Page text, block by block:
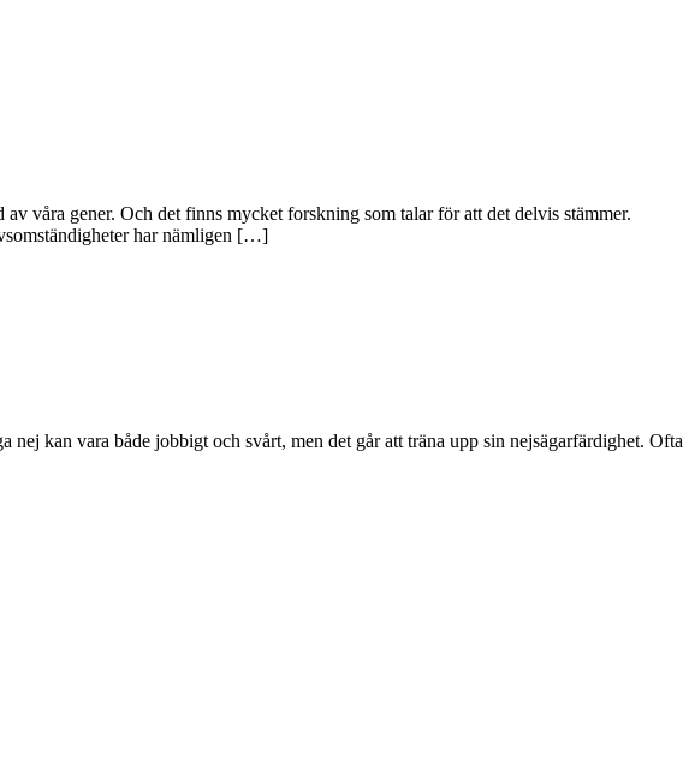
våra gener. Och det finns mycket forskning som talar för att det delvis stämmer.
har nämligen […]
kan vara både jobbigt och svårt, men det går att träna upp sin nejsägarfärdighet. Ofta